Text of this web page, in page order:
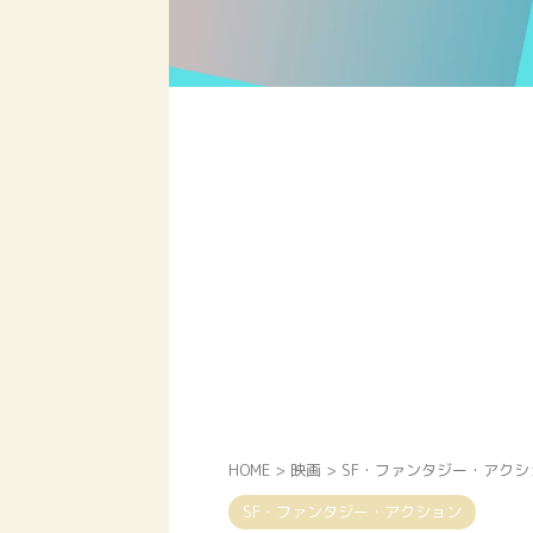
HOME > 映画 > SF・ファンタジー・アク
SF・ファンタジー・アクション